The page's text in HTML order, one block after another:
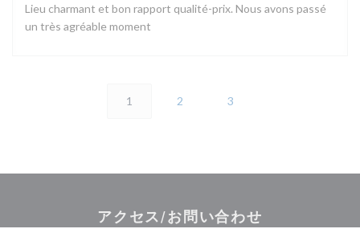
Lieu charmant et bon rapport qualité-prix. Nous avons passé
un très agréable moment
1 2 3
アクセス/お問い合わせ